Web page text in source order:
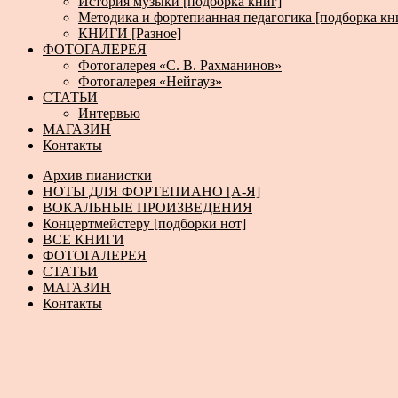
Методика и фортепианная педагогика [подборка
КНИГИ [Разное]
ФОТОГАЛЕРЕЯ
Фотогалерея «С. В. Рахманинов»
Фотогалерея «Нейгауз»
СТАТЬИ
Интервью
МАГАЗИН
Контакты
Архив пианистки
НОТЫ ДЛЯ ФОРТЕПИАНО [А-Я]
ВОКАЛЬНЫЕ ПРОИЗВЕДЕНИЯ
Концертмейстеру [подборки нот]
ВСЕ КНИГИ
ФОТОГАЛЕРЕЯ
СТАТЬИ
МАГАЗИН
Контакты